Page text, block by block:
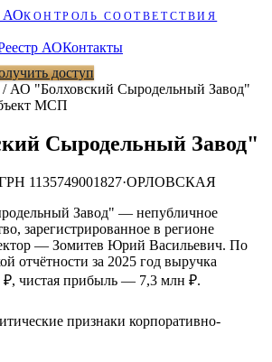
АОКОНТРОЛЬ СООТВЕТСТВИЯ
АОКонтакты
доступ
/ АО "Болховский Сыродельный Завод"
МСП
Сыродельный Завод"
1135749001827·ОРЛОВСКАЯ
Завод" — непубличное
зарегистрированное в регионе
— Зомитев Юрий Васильевич. По
отчётности за 2025 год выручка
₽, чистая прибыль — 7,3 млн ₽.
признаки корпоративно-